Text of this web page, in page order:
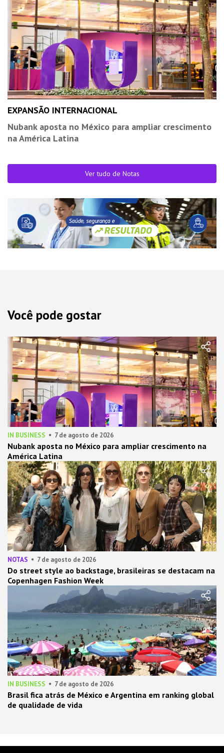
EXPANSÃO INTERNACIONAL
Nubank aposta no México para ampliar crescimento
na América Latina
Ver tudo de Notas
Você pode gostar
IN BUSINESS 7 de agosto de 2026
Nubank aposta no México para ampliar crescimento na
América Latina
NOTAS 7 de agosto de 2026
Do street style ao backstage, brasileiras se destacam na
Copenhagen Fashion Week
IN BUSINESS 7 de agosto de 2026
Brasil fica atrás de México e Argentina em ranking global
de qualidade de vida